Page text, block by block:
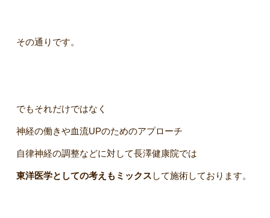
その通りです。
でもそれだけではなく
神経の働きや血流UPのためのアプローチ
自律神経の調整などに対して長澤健康院では
東洋医学としての考えもミックス して施術しております。